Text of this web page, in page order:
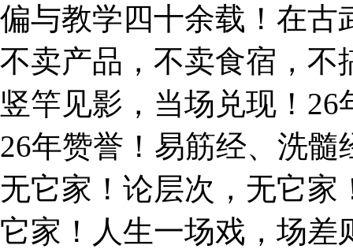
偏与教学四十余载！在古
不卖产品，不卖食宿，不
竖竿见影，当场兑现！
26年赞誉！易筋经、洗
无它家！论层次，无它
它家！人生一场戏，场差